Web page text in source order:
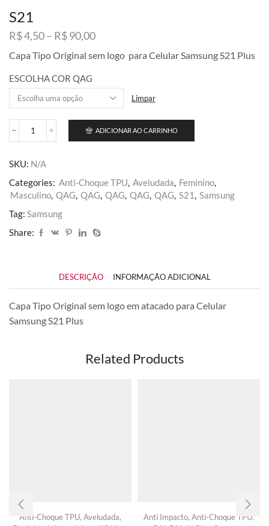
S21
R$4,50– R$90,00Faixa
preço:
através
R$ 90,00
Capa Tipo Original sem logo para Celular Samsung S21 Plus
ESCOLHA COR QAG
Limpar
S21
ADICIONAR AO CARRINHO
SKU: N/A
Categories: Anti-Choque TPU, Aveludada, Feminino,
Masculino, QAG, QAG, QAG, QAG, QAG, S21, Samsung
Tag: Samsung
Share:
DESCRIÇÃO INFORMAÇÃO ADICIONAL
Capa Tipo Original sem logo em atacado para Celular
Samsung S21 Plus
Related Products
Anti-Choque TPU, Aveludada,
Anti Impacto, Anti-Choque TPU,